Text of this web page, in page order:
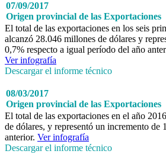
07/09/2017
Origen provincial de las Exportaciones
El total de las exportaciones en los seis
alcanzó 28.046 millones de dólares y
0,7% respecto a igual período del año
Ver infografía
Descargar el informe técnico
08/03/2017
Origen provincial de las Exportaciones
El total de las exportaciones en el año
de dólares, y representó un incremento de
anterior. Ver infografía
Descargar el informe técnico